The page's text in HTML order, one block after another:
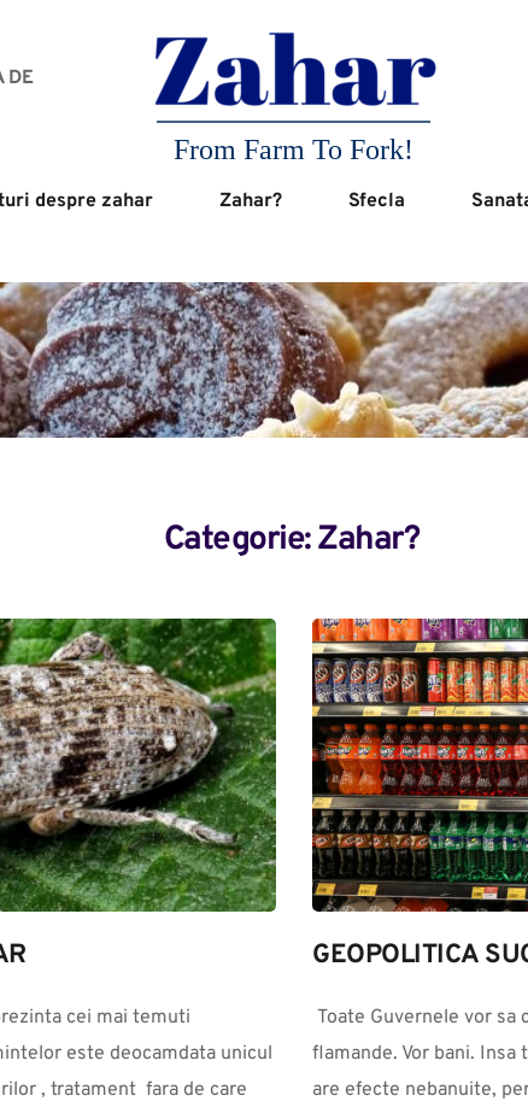
DE
From Farm To Fork!
despre zahar Zahar? Sfecla
Categorie: Zahar?
cei mai temuti
este deocamdata unicul
, tratament  fara de care
GEOPOLITICA
flamande. Vor bani. Insa
are efecte nebanuite,